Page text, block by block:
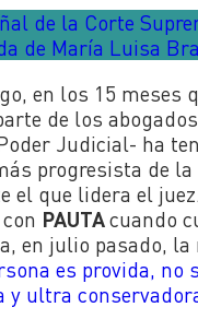
de la Corte
de María Luisa
en los 15 meses
de los
Judicial- ha
progresista de la
el que lidera el
PAUTAcuando
en julio pasado,
es provida, no
y ultra